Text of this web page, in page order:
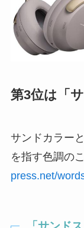
第3位は「
サンドカラー
を指す色調のこ
press.net/